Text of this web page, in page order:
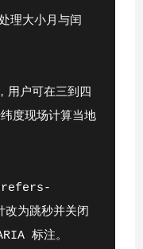
理大小月与闰
户可在三到四
度现场计算当地
为跳秒并关闭
标注。